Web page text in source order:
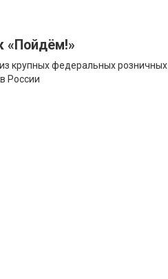
«Пойдём!»
крупных федеральных розничных
России